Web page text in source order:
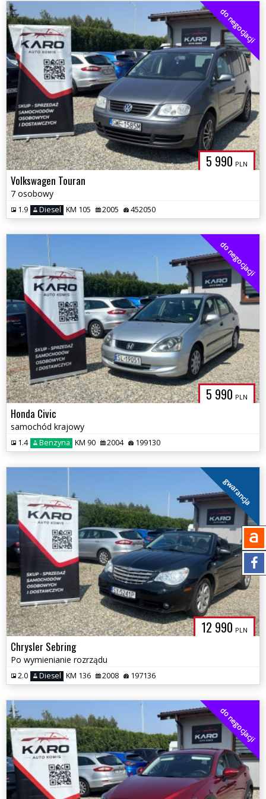
5 990 PLN
do negocjacji
Volkswagen Touran
7 osobowy
1.9 Diesel KM 105 2005 452050
5 990 PLN
do negocjacji
Honda Civic
samochód krajowy
1.4 Benzyna KM 90 2004 199130
12 990 PLN
gwarancja
Chrysler Sebring
Po wymienianie rozrządu
2.0 Diesel KM 136 2008 197136
do negocjacji